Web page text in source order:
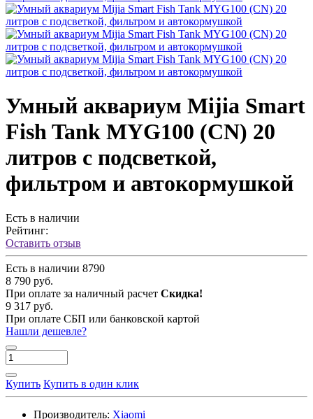
Умный аквариум Mijia Smart
Fish Tank MYG100 (CN) 20
литров с подсветкой,
фильтром и автокормушкой
Есть в наличии
Рейтинг:
Оставить отзыв
Есть в наличии 8790
8 790 руб.
При оплате за наличный расчет Скидка!
9 317 руб.
При оплате СБП или банковской картой
Нашли дешевле?
Купить Купить в один клик
Производитель: Xiaomi